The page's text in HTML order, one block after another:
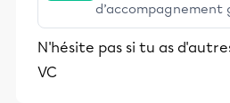
stimulants, Alloprof
et leurs parents
N'hésite pas si tu as
VC